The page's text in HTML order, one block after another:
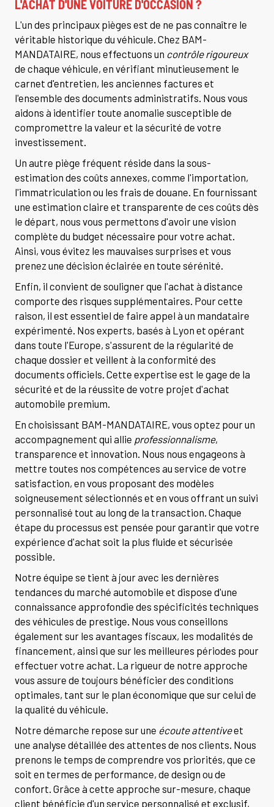
L'ACHAT D'UNE VOITURE D'OCCASION ?
L'un des principaux pièges est de ne pas connaître le
véritable historique du véhicule. Chez BAM-
MANDATAIRE, nous effectuons un contrôle rigoureux
de chaque véhicule, en vérifiant minutieusement le
carnet d'entretien, les anciennes factures et
l'ensemble des documents administratifs. Nous vous
aidons à identifier toute anomalie susceptible de
compromettre la valeur et la sécurité de votre
investissement.
Un autre piège fréquent réside dans la sous-
estimation des coûts annexes, comme l'importation,
l'immatriculation ou les frais de douane. En fournissant
une estimation claire et transparente de ces coûts dès
le départ, nous vous permettons d'avoir une vision
complète du budget nécessaire pour votre achat.
Ainsi, vous évitez les mauvaises surprises et vous
prenez une décision éclairée en toute sérénité.
Enfin, il convient de souligner que l'achat à distance
comporte des risques supplémentaires. Pour cette
raison, il est essentiel de faire appel à un mandataire
expérimenté. Nos experts, basés à Lyon et opérant
dans toute l'Europe, s'assurent de la régularité de
chaque dossier et veillent à la conformité des
documents officiels. Cette expertise est le gage de la
sécurité et de la réussite de votre projet d'achat
automobile premium.
En choisissant BAM-MANDATAIRE, vous optez pour un
accompagnement qui allie professionnalisme,
transparence et innovation. Nous nous engageons à
mettre toutes nos compétences au service de votre
satisfaction, en vous proposant des modèles
soigneusement sélectionnés et en vous offrant un suivi
personnalisé tout au long de la transaction. Chaque
étape du processus est pensée pour garantir que votre
expérience d'achat soit la plus fluide et sécurisée
possible.
Notre équipe se tient à jour avec les dernières
tendances du marché automobile et dispose d'une
connaissance approfondie des spécificités techniques
des véhicules de prestige. Nous vous conseillons
également sur les avantages fiscaux, les modalités de
financement, ainsi que sur les meilleures périodes pour
effectuer votre achat. La rigueur de notre approche
vous assure de toujours bénéficier des conditions
optimales, tant sur le plan économique que sur celui de
la qualité du véhicule.
Notre démarche repose sur une écoute attentiveet
une analyse détaillée des attentes de nos clients. Nous
prenons le temps de comprendre vos priorités, que ce
soit en termes de performance, de design ou de
confort. Grâce à cette approche sur-mesure, chaque
client bénéficie d'un service personnalisé et exclusif,